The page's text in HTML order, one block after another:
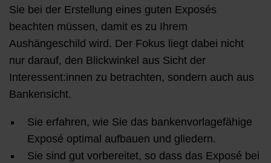
Sie bei der Erstellung eines guten Exposés
beachten müssen, damit es zu Ihrem
Aushängeschild wird. Der Fokus liegt dabei nicht
nur darauf, den Blickwinkel aus Sicht der
Interessent:innen zu betrachten, sondern auch aus
Bankensicht.
Sie erfahren, wie Sie das bankenvorlagefähige
Exposé optimal aufbauen und gliedern.
Sie sind gut vorbereitet, so dass das Exposé bei